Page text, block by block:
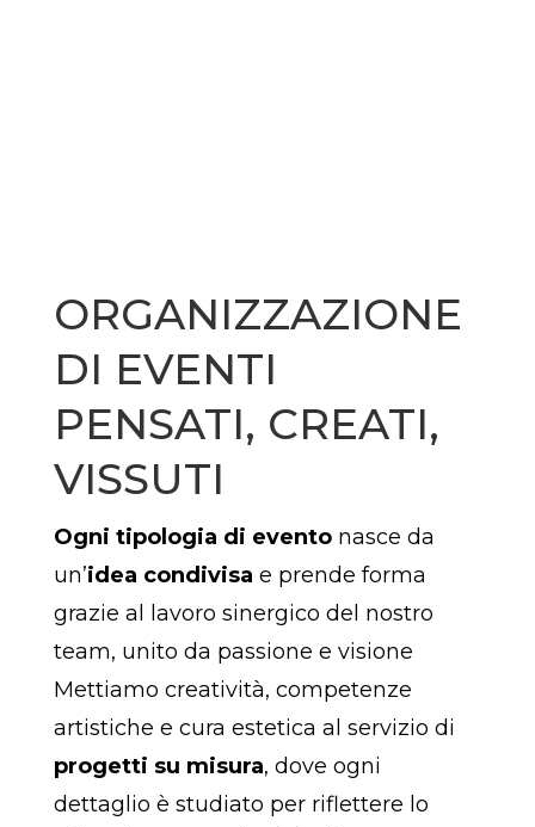
ORGANIZZAZIONE
DI EVENTI
PENSATI, CREATI,
VISSUTI
Ogni tipologia di eventonasce da
un’idea condivisa e prende forma
grazie al lavoro sinergico del nostro
team, unito da passione e visione
Mettiamo creatività, competenze
artistiche e cura estetica al servizio di
progetti su misura, dove ogni
dettaglio è studiato per riflettere lo